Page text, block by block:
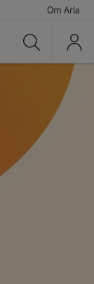
Om Arla
Sök